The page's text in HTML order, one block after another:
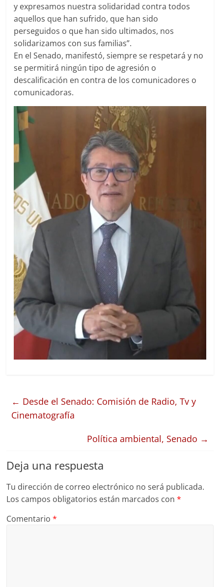
y expresamos nuestra solidaridad contra todos
aquellos que han sufrido, que han sido
perseguidos o que han sido ultimados, nos
solidarizamos con sus familias”.
En el Senado, manifestó, siempre se respetará y no
se permitirá ningún tipo de agresión o
descalificación en contra de los comunicadores o
comunicadoras.
← Desde el Senado: Comisión de Radio, Tv y
Cinematografía
Política ambiental, Senado →
Deja una respuesta
Tu dirección de correo electrónico no será publicada.
Los campos obligatorios están marcados con*
Comentario*